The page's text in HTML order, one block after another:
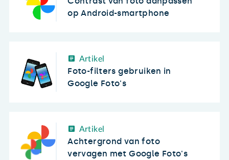
op Android-smartphone
Artikel
Foto-filters gebruiken in
Google Foto's
Artikel
Achtergrond van foto
vervagen met Google Foto's